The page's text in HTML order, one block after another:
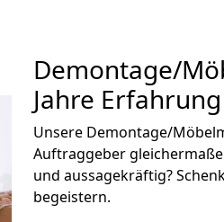
Demontage/
Jahre Erfahrung
Unsere Demontage/
Auftraggeber
und aussagekräftig?
begeistern.